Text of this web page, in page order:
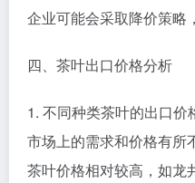
企业可能会采取降价策略
四、茶叶出口价格分析
1. 不同种类茶叶的出口
市场上的需求和价格有所
茶叶价格相对较高，如龙